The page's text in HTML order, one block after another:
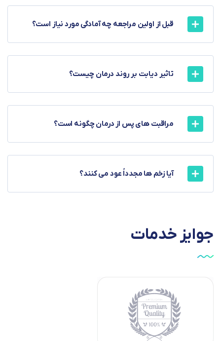
قبل از اولین مراجعه چه آمادگی مورد نیاز است؟
تاثیر دیابت بر روند درمان چیست؟
مراقبت های پس از درمان چگونه است؟
آیا زخم ها مجدداً عود می کنند؟
جوایزخدمات